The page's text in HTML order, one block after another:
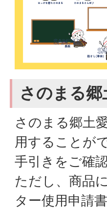
さのまる
さのまる郷土
用することが
手引きをご確
ただし、商品
ター使用申請